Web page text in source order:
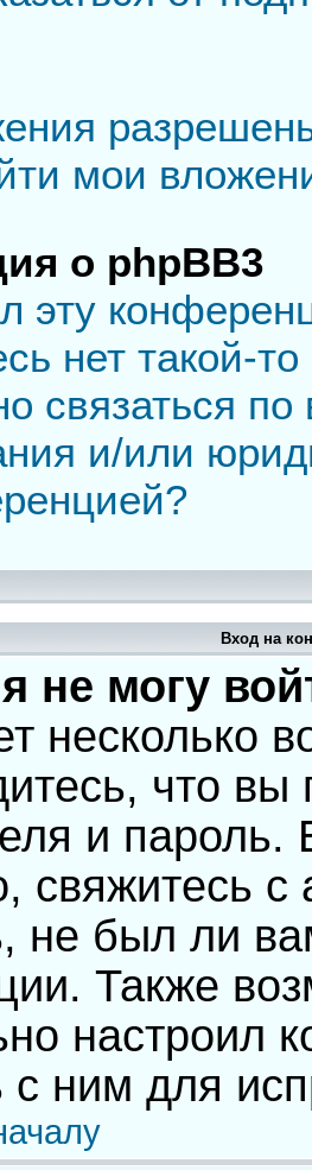
мои
о phpBB3
эту
нет такой-
связаться по
и/или
Вход на
не могу
несколько
что
и
свяжитесь
не был ли
Также
настроил
с ним для